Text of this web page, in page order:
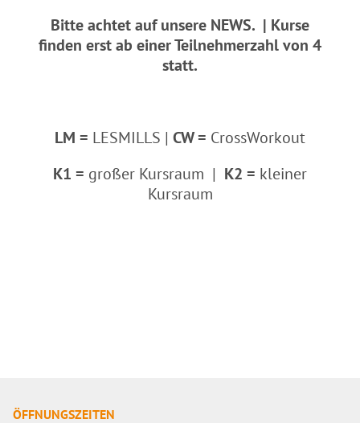
Bitte achtet auf unsere NEWS. | Kurse
finden erst ab einer Teilnehmerzahl von 4
statt.
LM = LESMILLS | CW = CrossWorkout
K1 = großer Kursraum | K2 = kleiner
Kursraum
ÖFFNUNGSZEITEN